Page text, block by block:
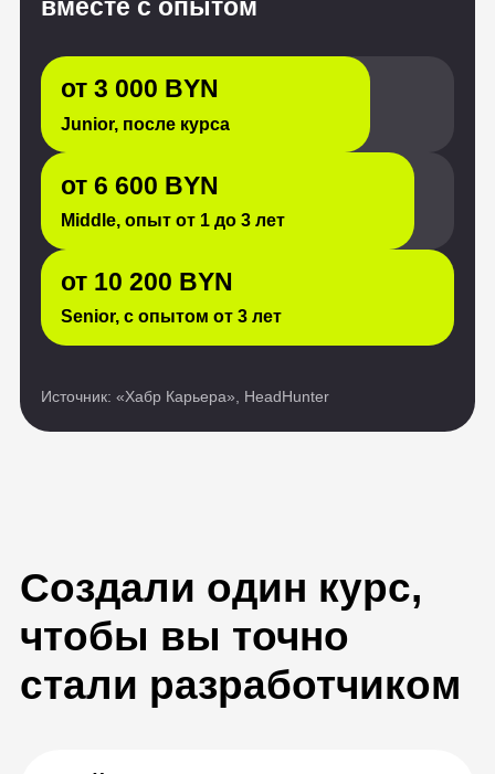
Senior, с опытом от 3 лет
Источник: «Хабр Карьера», HeadHunter
Создали один курс,
чтобы вы точно
стали разработчиком